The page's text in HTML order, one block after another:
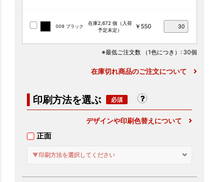
009 ブラック
在庫2,672 個（入荷
予定未定）
￥550
※最低ご注文数 （1色につき） : 30個
在庫切れ商品のご注文について
印刷方法を選ぶ
デザインや印刷色替えについて
正面
▼印刷方法を選択してください